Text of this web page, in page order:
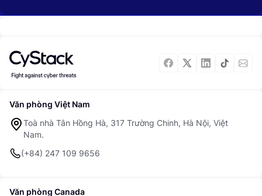
Văn phòng Việt Nam
Toà nhà Tân Hồng Hà, 317 Trường Chinh, Hà Nội, Việt
Nam.
(+84) 247 109 9656
Văn phòng Canada